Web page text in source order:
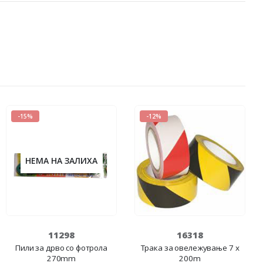
-15%
НЕМА НА ЗАЛИХА
11298
Пили за дрво со фотрола
270mm
-12%
16318
Трака за овележување 7 x
200m